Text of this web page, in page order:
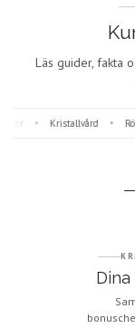
Läs guider, fakta
Kristallvård